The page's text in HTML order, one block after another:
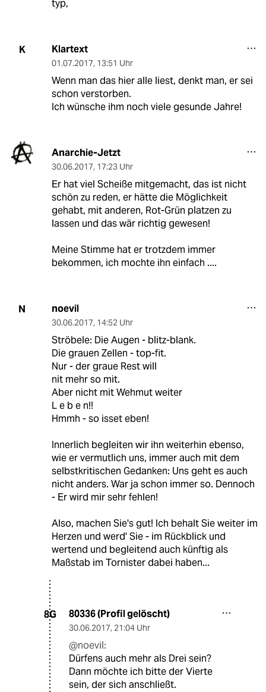
typ,
K Klartext
01.07.2017, 13:51 Uhr
Wenn man das hier alle liest, denkt man, er sei
schon verstorben.
Ich wünsche ihm noch viele gesunde Jahre!
Anarchie-Jetzt
30.06.2017, 17:23 Uhr
Er hat viel Scheiße mitgemacht, das ist nicht
schön zu reden, er hätte die Möglichkeit
gehabt, mit anderen, Rot-Grün platzen zu
lassen und das wär richtig gewesen!
Meine Stimme hat er trotzdem immer
bekommen, ich mochte ihn einfach ....
N noevil
30.06.2017, 14:52 Uhr
Ströbele: Die Augen - blitz-blank.
Die grauen Zellen - top-fit.
Nur - der graue Rest will
nit mehr so mit.
Aber nicht mit Wehmut weiter
L e b e n!!
Hmmh - so isset eben!
Innerlich begleiten wir ihn weiterhin ebenso,
wie er vermutlich uns, immer auch mit dem
selbstkritischen Gedanken: Uns geht es auch
nicht anders. War ja schon immer so. Dennoch
- Er wird mir sehr fehlen!
Also, machen Sie's gut! Ich behalt Sie weiter im
Herzen und werd' Sie - im Rückblick und
wertend und begleitend auch künftig als
Maßstab im Tornister dabei haben...
8G 80336 (Profil gelöscht)
30.06.2017, 21:04 Uhr
@noevil:
Dürfens auch mehr als Drei sein?
Dann möchte ich bitte der Vierte
sein, der sich anschließt.